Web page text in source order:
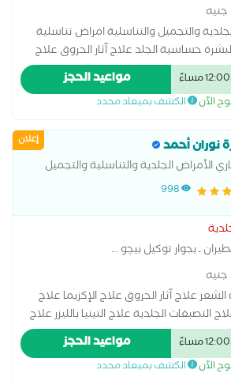
جنيه
والتجميل والتناسلية امراض تناسلية
حساسية الجلد علاج آثار الحروق علاج
التجاعيد علاج التصبغات الجلدية علاج
الصلع علاج الصلع الوراثى علاج الطفح
الكيس الدهني علاج النمش علاج سقوط
مواعيد الحجز
الآن الكشف بميعاد محدد
إعلان نوران أحمد
الأمراض الجلدية والتناسلية والتجميل
998
ـ بجوار توكيل بيچو...
جنيه
علاج آثار الحروق علاج الإكزيما علاج
التصبغات الجلدية علاج التينيا بالليزر علاج
الصلع الوراثى علاج الطفح الجلدي علاج
علاج النمش علاج سقوط الشعر
علاج فطريات الاظافر عمل الغمازات
مواعيد الحجز
الآن الكشف بميعاد محدد